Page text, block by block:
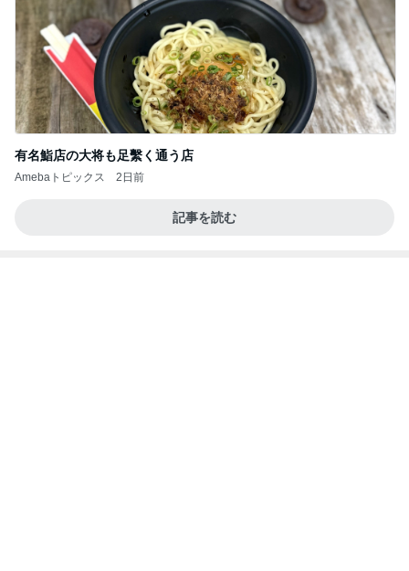
有名鮨店の大将も足繫く通う店
Amebaトピックス 2日前
記事を読む